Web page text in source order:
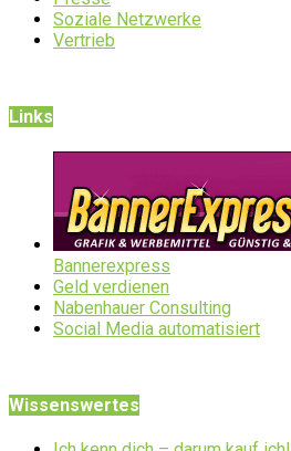
Soziale Netzwerke
Vertrieb
Links
Bannerexpress
Geld verdienen
Nabenhauer Consulting
Social Media automatisiert
Wissenswertes